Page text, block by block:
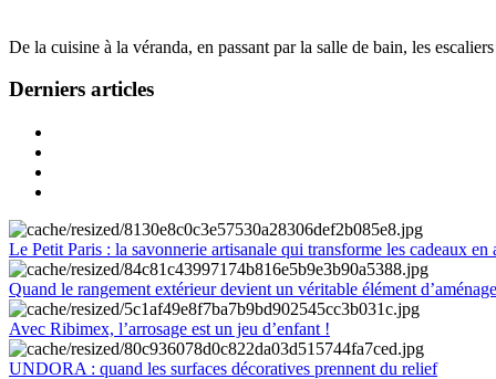
De la cuisine à la véranda, en passant par la salle de bain, les
Derniers articles
Le Petit Paris : la savonnerie artisanale qui transforme les cadeaux en
Quand le rangement extérieur devient un véritable élément
Avec Ribimex, l’arrosage est un jeu d’enfant !
UNDORA : quand les surfaces décoratives prennent du relief